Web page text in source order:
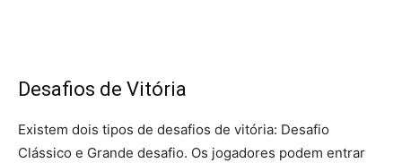
Desafios de Vitória
Existem dois tipos de desafios de vitória: Desafio
Clássico e Grande desafio. Os jogadores podem entrar